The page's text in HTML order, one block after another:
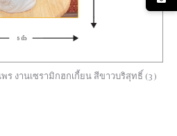
ร งานเซรามิกฮกเกี้ยน สีขาวบริสุทธิ์ (3)